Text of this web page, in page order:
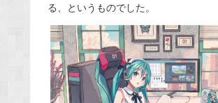
る、というものでした。